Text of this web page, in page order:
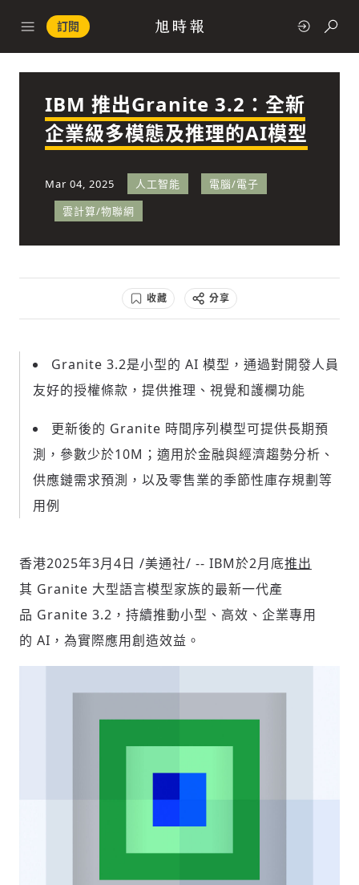
訂閱
政治
科技
社會
IBM 推出Granite 3.2：全新
企業級多模態及推理的AI模型
Mar 04, 2025 人工智能
電腦/電子
雲計算/物聯網
收藏 分享
Granite 3.2是小型的 AI 模型，通過對開發人員
友好的授權條款，提供推理、視覺和護欄功能
更新後的 Granite 時間序列模型可提供長期預
測，參數少於10M；適用於金融與經濟趨勢分析、
供應鏈需求預測，以及零售業的季節性庫存規劃等
用例
香港2025年3月4日 /美通社/ -- IBM於2月底推出
其 Granite 大型語言模型家族的最新一代產
品 Granite 3.2，持續推動小型、高效、企業專用
的 AI，為實際應用創造效益。